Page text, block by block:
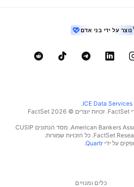
נוצר על ידי בני אדם
ICE Data Services
.
בחר נתוני ייחוס המסופקים על ידי FactSet. זכויות יוצרים © 2026 ‏FactSet
זכויות יוצרים © 2026, ‏American Bankers Association. מסד הנתונים CUSIP
Quartr
.
כלים ומנויים